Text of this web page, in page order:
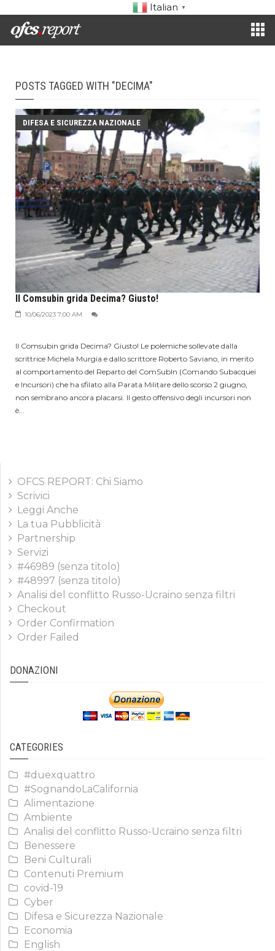
Italian ▼
POSTS TAGGED WITH "DECIMA"
DIFESA E SICUREZZA NAZIONALE
Il Comsubin grida Decima? Giusto!
10/06/2023 7:00 AM
Il Comsubin grida Decima? Giusto! Le polemiche sollevate dalla
scrittrice Michela Murgia e dallo scrittore Roberto Saviano, in merito
al comportamento del Reparto del ComSubIn (Comando Subacquei
e Incursori) che ha sfilato alla Parata Militare dello scorso 2 giugno,
non sembrano ancora placarsi. Il gesto offensivo degli incursori non
è...
OFCS REPORT: Chi Siamo
Scrivici
Leggi Anche
La tua Pubblicità
Partnership
Servizi
#46989 (senza titolo)
#48997 (senza titolo)
Analisi del conflitto Russo-Ucraino senza filtri
Checkout
Order Confirmation
Order Failed
DONAZIONI
CATEGORIES
#duexquattro
#SognandoLaCalifornia
Alimentazione
Ambiente
Analisi del conflitto Russo-Ucraino senza filtri
Benessere
Beni Culturali
Contenuti Premium
covid-19
Cyber
Difesa e Sicurezza Nazionale
Economia
English